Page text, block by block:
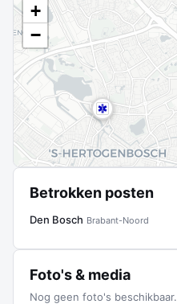
+
−
Betrokken posten
Den Bosch Brabant-Noord
Foto's & media
Nog geen foto's beschikbaar.